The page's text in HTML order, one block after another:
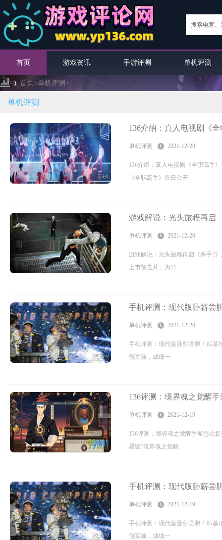
首页 游戏资讯 手游评测 单机评测
›
首页>单机评测 >
单机评测
136介绍：真人电视剧《
单机评测 2021-12-20
136介绍：真人电视剧《全职高手
《全职高手》近日公开
游戏解说：光头旅程再启
单机评测 2021-12-20
游戏解说：光头旅程再启《杀手2
上市预告片，为11
手机评测：现代版卧薪尝
单机评测 2021-12-20
手机评测：现代版卧薪尝胆！IG基
冠军前，成绩一
136评测：境界魂之觉醒
单机评测 2021-12-19
136评测：境界魂之觉醒手游怎么
星级?境界魂之觉醒
手机评测：现代版卧薪尝
单机评测 2021-12-19
手机评测：现代版卧薪尝胆！IG基
冠军前，成绩一